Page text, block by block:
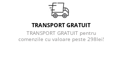
TRANSPORT GRATUIT
TRANSPORT GRATUIT pentru
comenzile cu valoare peste 298lei!